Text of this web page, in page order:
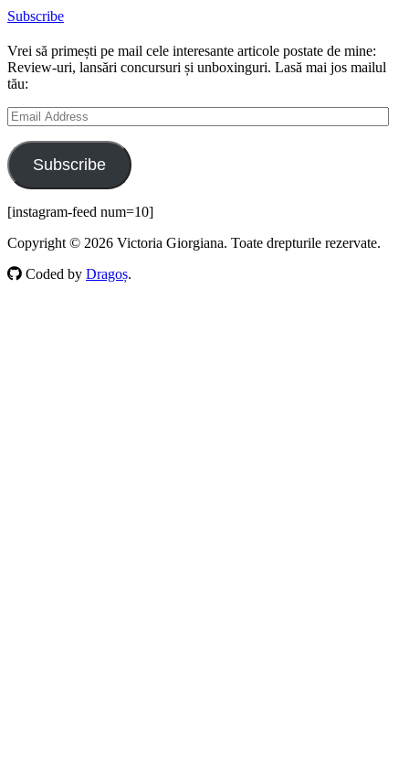
Subscribe
Vrei să primești pe mail cele interesante articole postate de mine:
Review-uri, lansări concursuri și unboxinguri. Lasă mai jos mailul
tău:
Email
Address
Subscribe
[instagram-feed num=10]
Copyright © 2026 Victoria Giorgiana. Toate drepturile rezervate.
Coded by Dragoș.